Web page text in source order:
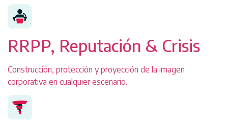
RRPP, Reputación & Crisis
Construcción, protección y proyección de la imagen
corporativa en cualquier escenario.